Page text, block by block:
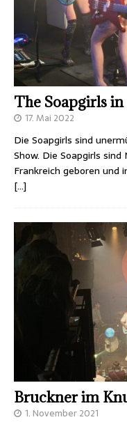
The Soapgirls
17. Mai 2022
Die Soapgirls sind
Show. Die Soapgirls
Frankreich geboren und
[…]
Bruckner im
1. November 2021